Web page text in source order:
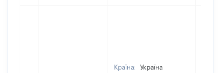
Країна:
Україна